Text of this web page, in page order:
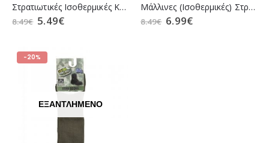
Στρατιωτικές Ισοθερμικές Κάλτσες Ε.Σ. της Survivors (σε 3 Χρώματα)
8.49€ 5.49€
Μάλλινες (Ισοθερμικές) Στρατιωτικές Κάλτσες Ε.Σ. της Survivors (σε 3 Χρώματα)
8.49€ 6.99€
-20%
ΕΞΑΝΤΛΗΜΈΝΟ